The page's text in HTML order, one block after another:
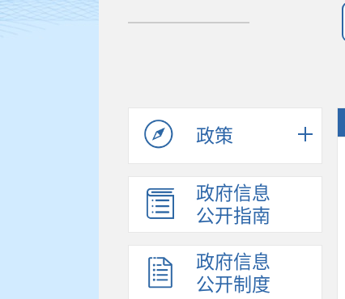
政策
政府信息
公开指南
政府信息
公开制度